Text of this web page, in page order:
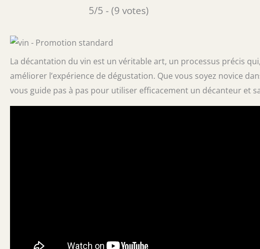
5/5 - (9 votes)
La décantation du vin est un véritable art, un processus précis
améliorer l’expérience de dégustation. Que vous soyez novice
vous guide pas à pas pour utiliser efficacement un décanteur et